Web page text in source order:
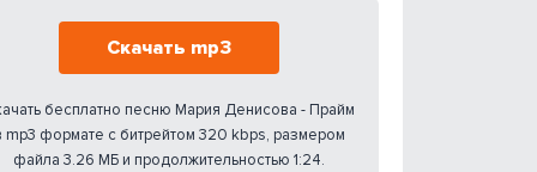
Скачать mp3
бесплатно песню Мария Денисова - Прайм
mp3 формате с битрейтом 320 kbps, размером
файла 3.26 МБ и продолжительностью 1:24.